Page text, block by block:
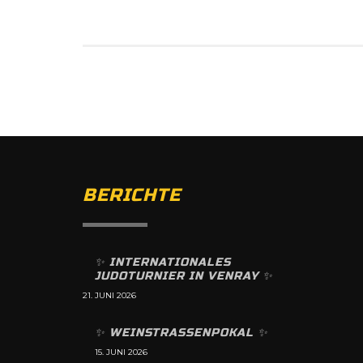
BERICHTE
✨️ INTERNATIONALES
JUDOTURNIER IN VENRAY ✨️
21. JUNI 2026
✨️ WEINSTRASSENPOKAL ✨️
15. JUNI 2026